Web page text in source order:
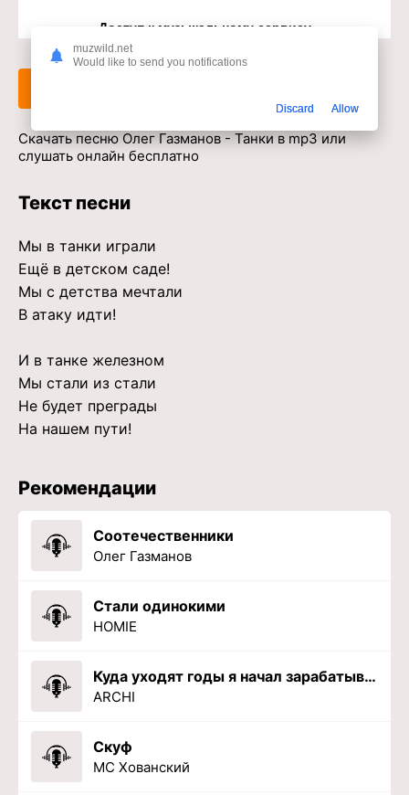
Доступ к музыкальному сервису
Скачать песню Олег Газманов - Танки в mp3 или
слушать онлайн бесплатно
Текст песни
Мы в танки играли
Ещё в детском саде!
Мы с детства мечтали
В атаку идти!
И в танке железном
Мы стали из стали
Не будет преграды
На нашем пути!
Рекомендации
Соотечественники
Олег Газманов
Стали одинокими
HOMIE
Куда уходят годы я начал зарабатывать
ARCHI
Скуф
MC Хованский
muzwild.net
Would like to send you notifications
Discard Allow